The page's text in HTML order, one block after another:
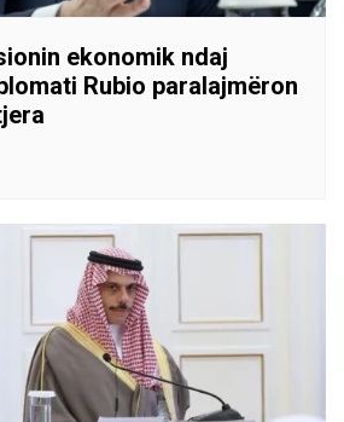
ekonomik ndaj
Rubio paralajmëron